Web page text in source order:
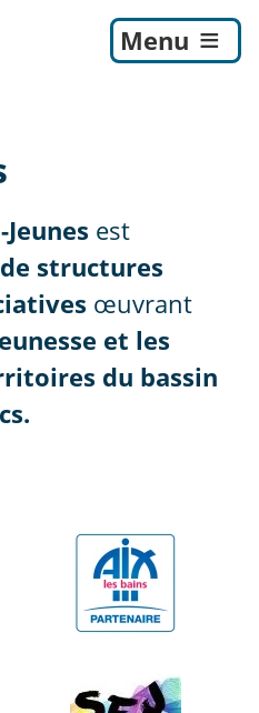
Menu
est
structures
œuvrant
et les
du bassin